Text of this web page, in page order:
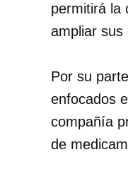
permitirá la
ampliar sus
Por su
enfocados
compañía
de